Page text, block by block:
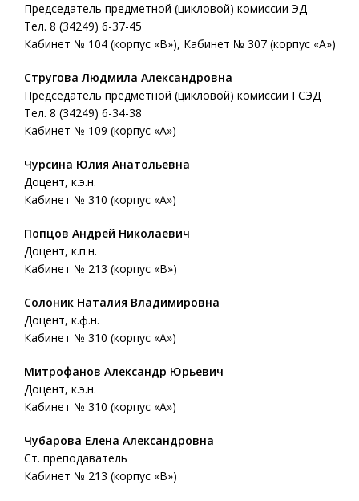
Председатель предметной (цикловой) комиссии ЭД
Тел. 8 (34249) 6-37-45
Кабинет № 104 (корпус «В»), Кабинет № 307 (корпус «А»)
Стругова Людмила Александровна
Председатель предметной (цикловой) комиссии ГСЭД
Тел. 8 (34249) 6-34-38
Кабинет № 109 (корпус «А»)
Чурсина Юлия Анатольевна
Доцент, к.э.н.
Кабинет № 310 (корпус «А»)
Попцов Андрей Николаевич
Доцент, к.п.н.
Кабинет № 213 (корпус «В»)
Солоник Наталия Владимировна
Доцент, к.ф.н.
Кабинет № 310 (корпус «А»)
Митрофанов Александр Юрьевич
Доцент, к.э.н.
Кабинет № 310 (корпус «А»)
Чубарова Елена Александровна
Ст. преподаватель
Кабинет № 213 (корпус «В»)